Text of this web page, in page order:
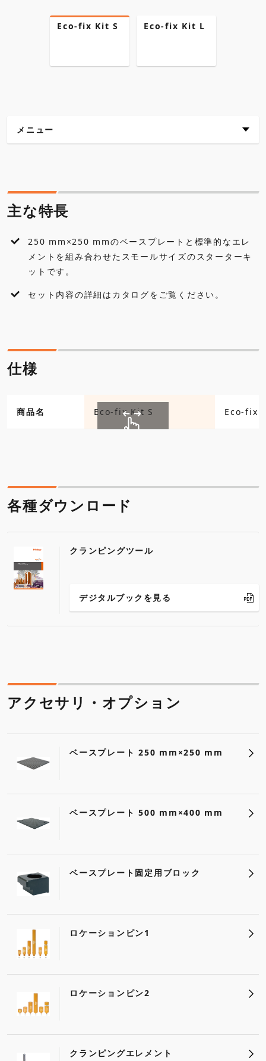
Eco-fix Kit S Eco-fix Kit L
メニュー
仕様
各種ダウンロード
アクセサリ・オプション
主な特長
250 mm×250 mmのベースプレートと標準的なエレ
メントを組み合わせたスモールサイズのスターターキ
ットです。
セット内容の詳細はカタログをご覧ください。
仕様
商品名 Eco-fix Kit S Eco-fix
各種ダウンロード
クランピングツール
デジタルブックを見る
アクセサリ・オプション
ベースプレート 250 mm×250 mm
ベースプレート 500 mm×400 mm
ベースプレート固定用ブロック
ロケーションピン1
ロケーションピン2
クランピングエレメント